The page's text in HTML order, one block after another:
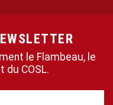
le Flambeau, le
du COSL.